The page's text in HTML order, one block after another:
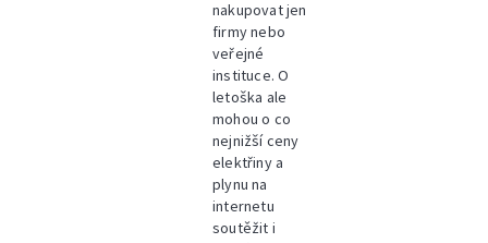
nakupovat jen
firmy nebo
veřejné
instituce. O
letoška ale
mohou o co
nejnižší ceny
elektřiny a
plynu na
internetu
soutěžit i